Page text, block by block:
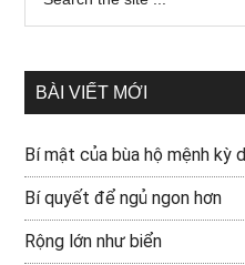
BÀI VIẾT MỚI
Bí mật của bùa hộ mệnh kỳ
Bí quyết để ngủ ngon hơn
Rộng lớn như biển